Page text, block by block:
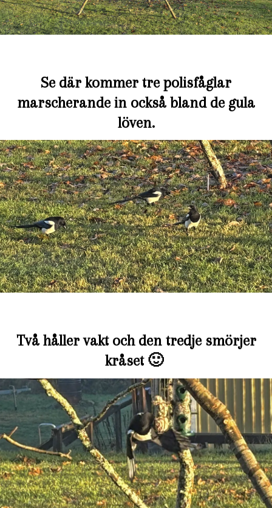
Se där kommer tre polisfåglar
marscherande in också bland de gula
löven.
Två håller vakt och den tredje smörjer
kråset 🙂